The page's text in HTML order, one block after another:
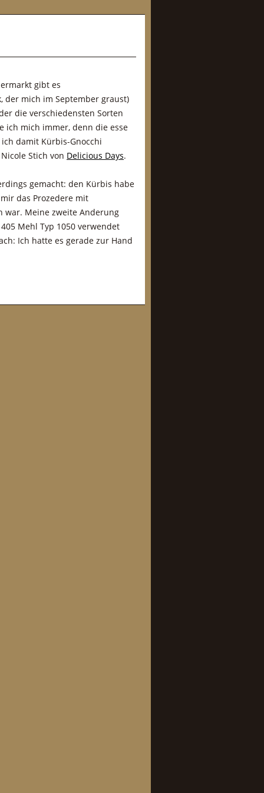
gibt es
der mich im September graust)
die verschiedensten Sorten
ich mich immer, denn die esse
damit Kürbis-Gnocchi
Stich von Delicious Days.
gemacht: den Kürbis habe
das Prozedere mit
war. Meine zweite Anderung
Mehl Typ 1050 verwendet
Ich hatte es gerade zur Hand